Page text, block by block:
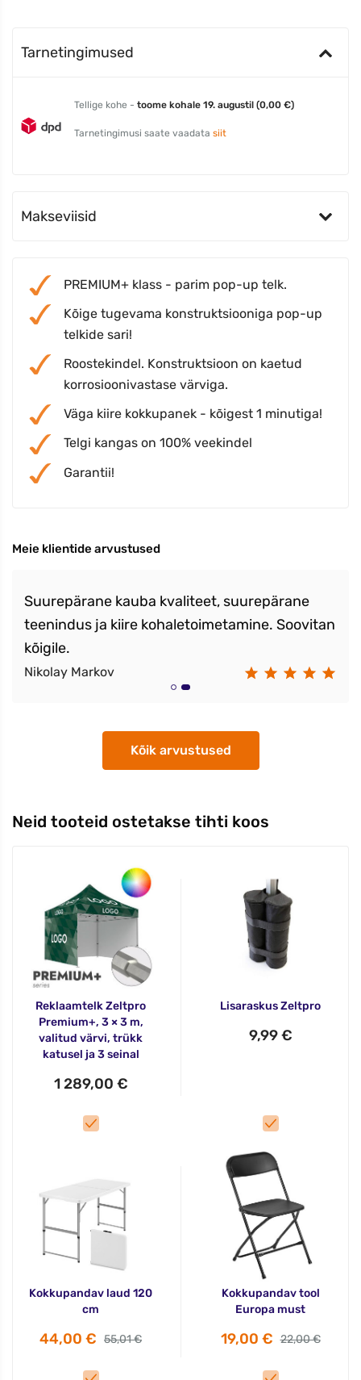
Tarnetingimused
Tellige kohe - toome kohale 19. augustil (0,00 €)
Tarnetingimusi saate vaadata siit
Makseviisid
PREMIUM+ klass - parim pop-up telk.
Kõige tugevama konstruktsiooniga pop-up
telkide sari!
Roostekindel. Konstruktsioon on kaetud
korrosioonivastase värviga.
Väga kiire kokkupanek - kõigest 1 minutiga!
Telgi kangas on 100% veekindel
Garantii!
Meie klientide arvustused
Suurepärane kauba kvaliteet, suurepärane
teenindus ja kiire kohaletoimetamine. Soovitan
kõigile.
Nikolay Markov
Kõik arvustused
Neid tooteid ostetakse tihti koos
Reklaamtelk Zeltpro
Premium+, 3 × 3 m,
valitud värvi, trükk
katusel ja 3 seinal
1 289,00 €
Lisaraskus Zeltpro
9,99 €
Kokkupandav laud 120
cm
44,00 € 55,01 €
Kokkupandav tool
Europa must
19,00 € 22,00 €